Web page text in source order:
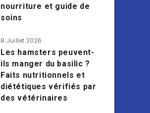
nourriture et guide de
soins
8 Juillet 2026
Les hamsters peuvent-
ils manger du basilic ?
Faits nutritionnels et
diététiques vérifiés par
des vétérinaires